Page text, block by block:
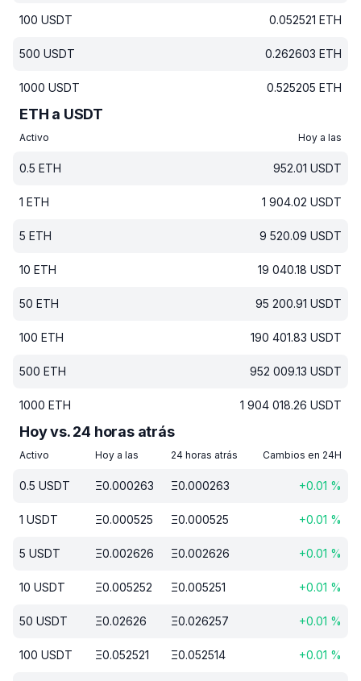
100 USDT 0.052521 ETH
500 USDT 0.262603 ETH
1000 USDT 0.525205 ETH
ETH a USDT
Activo Hoy a las
0.5 ETH 952.01 USDT
1 ETH 1 904.02 USDT
5 ETH 9 520.09 USDT
10 ETH 19 040.18 USDT
50 ETH 95 200.91 USDT
100 ETH 190 401.83 USDT
500 ETH 952 009.13 USDT
1000 ETH 1 904 018.26 USDT
Hoy vs. 24 horas atrás
Activo Hoy a las 24 horas atrás Cambios en 24H
0.5 USDT Ξ0.000263 Ξ0.000263 +0.01 %
1 USDT Ξ0.000525 Ξ0.000525 +0.01 %
5 USDT Ξ0.002626 Ξ0.002626 +0.01 %
10 USDT Ξ0.005252 Ξ0.005251 +0.01 %
50 USDT Ξ0.02626 Ξ0.026257 +0.01 %
100 USDT Ξ0.052521 Ξ0.052514 +0.01 %